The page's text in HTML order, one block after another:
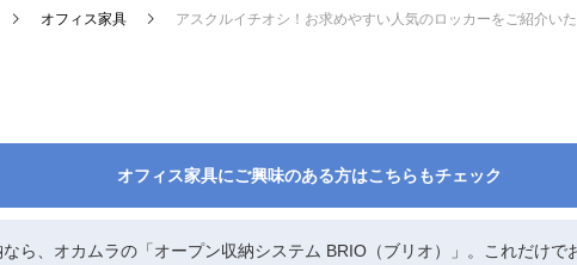
オフィス家具 アスクルイチオシ！お求めやすい人気のロッカーをご紹介い
オフィス家具にご興味のある方はこちらもチェック
ら、オカムラの「オープン収納システム BRIO（ブリオ）」。これだけで